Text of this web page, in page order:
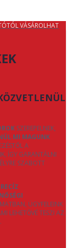
VÁSÁROLHAT
SZEREPELNEK,
MI MAGUNK
A
ÍGY GARANTÁLNI
SZABOTT
ÜGYFELEINK
LEHETŐVÉ TESZI AZ